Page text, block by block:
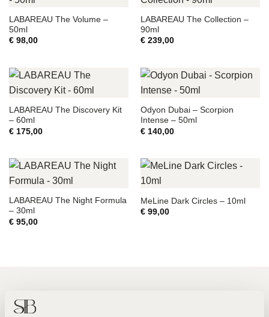
LABAREAU The Volume –
50ml
€98,00
LABAREAU The Collection –
90ml
€239,00
LABAREAU The Discovery Kit
– 60ml
€175,00
Odyon Dubai – Scorpion
Intense – 50ml
€140,00
LABAREAU The Night Formula
– 30ml
€95,00
MeLine Dark Circles – 10ml
€99,00
Twee toplocaties in Amsterdam Noord en